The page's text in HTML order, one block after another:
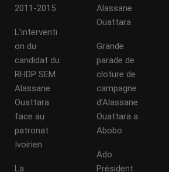
2011-2015
L’interventi
on du
candidat du
RHDP SEM
Alassane
Ouattara
face au
patronat
Ivoirien
La
Alassane
Ouattara
Grande
parade de
cloture de
campagne
d’Alassane
Ouattara a
Abobo
Ado
Président